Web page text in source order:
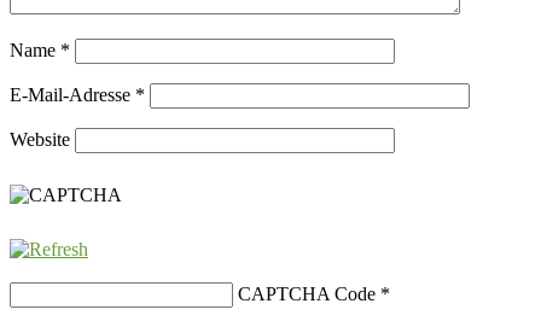
Name *
E-Mail-Adresse *
Website
CAPTCHA Code *